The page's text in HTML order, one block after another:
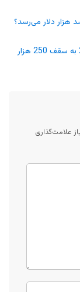
هزار دلار می‌رسد؟
تیم دراپر: بیت کوین می تواند در سال 2020 به سقف 250 هزار
علامت‌گذاری